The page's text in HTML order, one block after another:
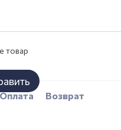
товар
Возврат